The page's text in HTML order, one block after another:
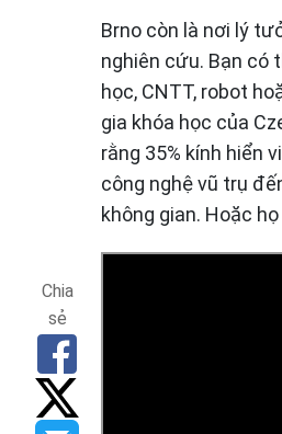
Brno còn là nơi lý
nghiên cứu. Bạn có
học, CNTT, robot
gia khóa học của
rằng 35% kính hiển
công nghệ vũ trụ
không gian. Hoặc
Chia
sẻ